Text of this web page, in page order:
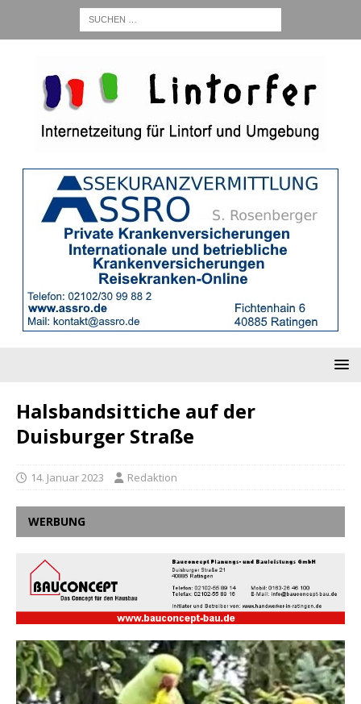
Halsbandsittiche auf der
Duisburger Straße
14. Januar 2023 Redaktion
WERBUNG